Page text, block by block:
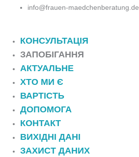
info@frauen-maedchenberatung.de
КОНСУЛЬТАЦІЯ
ЗАПОБІГАННЯ
АКТУАЛЬНЕ
ХТО МИ Є
ВАРТІСТЬ
ДОПОМОГА
КОНТАКТ
ВИХІДНІ ДАНІ
ЗАХИСТ ДАНИХ